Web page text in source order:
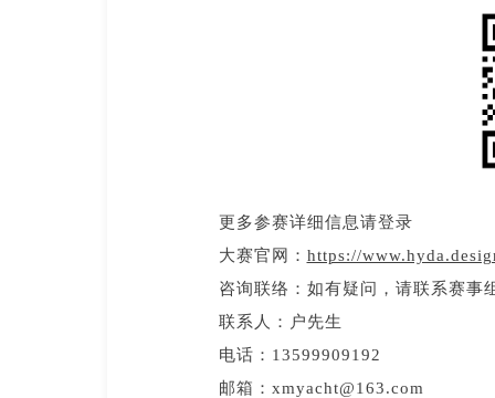
更多参赛详细信息请登录
大赛官网： https://
咨询联络：如有疑问，请联系赛事
联系人：户先生
电话：13599909192
邮箱：xmyacht@163.com